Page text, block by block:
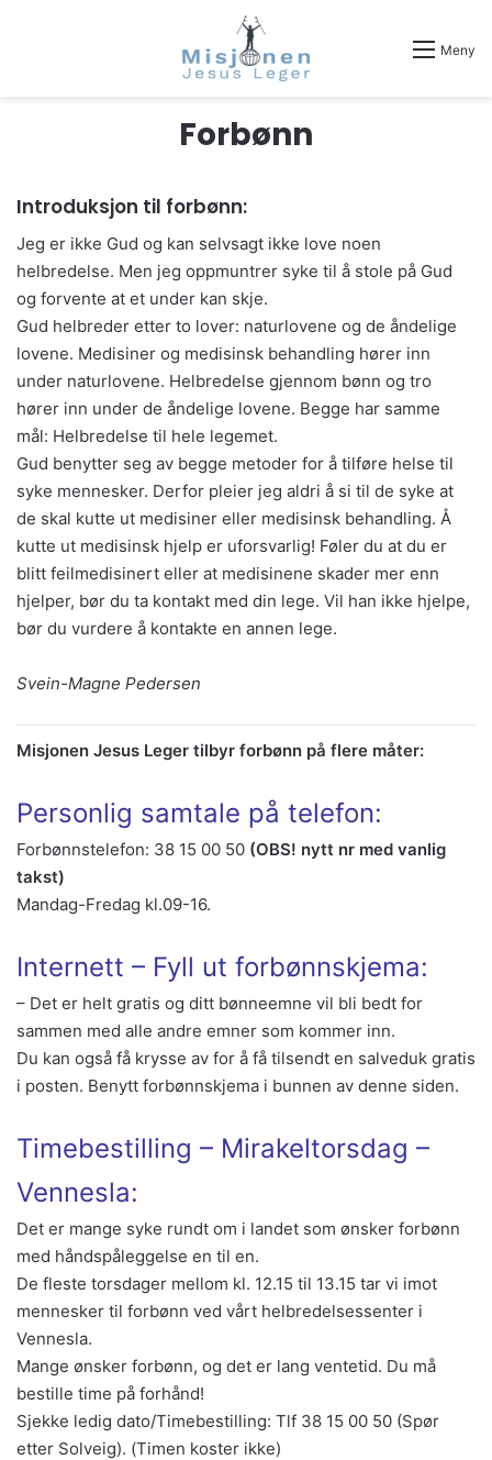
Meny
Forbønn
Introduksjon til forbønn:
Jeg er ikke Gud og kan selvsagt ikke love noen
helbredelse. Men jeg oppmuntrer syke til å stole på Gud
og forvente at et under kan skje.
Gud helbreder etter to lover: naturlovene og de åndelige
lovene. Medisiner og medisinsk behandling hører inn
under naturlovene. Helbredelse gjennom bønn og tro
hører inn under de åndelige lovene. Begge har samme
mål: Helbredelse til hele legemet.
Gud benytter seg av begge metoder for å tilføre helse til
syke mennesker. Derfor pleier jeg aldri å si til de syke at
de skal kutte ut medisiner eller medisinsk behandling. Å
kutte ut medisinsk hjelp er uforsvarlig! Føler du at du er
blitt feilmedisinert eller at medisinene skader mer enn
hjelper, bør du ta kontakt med din lege. Vil han ikke hjelpe,
bør du vurdere å kontakte en annen lege.
Svein-Magne Pedersen
Misjonen Jesus Leger tilbyr forbønn på flere måter:
Personlig samtale på telefon:
Forbønnstelefon: 38 15 00 50 (OBS! nytt nr med vanlig
takst)
Mandag-Fredag kl.09-16.
Internett – Fyll ut forbønnskjema:
– Det er helt gratis og ditt bønneemne vil bli bedt for
sammen med alle andre emner som kommer inn.
Du kan også få krysse av for å få tilsendt en salveduk gratis
i posten. Benytt forbønnskjema i bunnen av denne siden.
Timebestilling – Mirakeltorsdag –
Vennesla:
Det er mange syke rundt om i landet som ønsker forbønn
med håndspåleggelse en til en.
De fleste torsdager mellom kl. 12.15 til 13.15 tar vi imot
mennesker til forbønn ved vårt helbredelsessenter i
Vennesla.
Mange ønsker forbønn, og det er lang ventetid. Du må
bestille time på forhånd!
Sjekke ledig dato/Timebestilling: Tlf 38 15 00 50 (Spør
etter Solveig). (Timen koster ikke)